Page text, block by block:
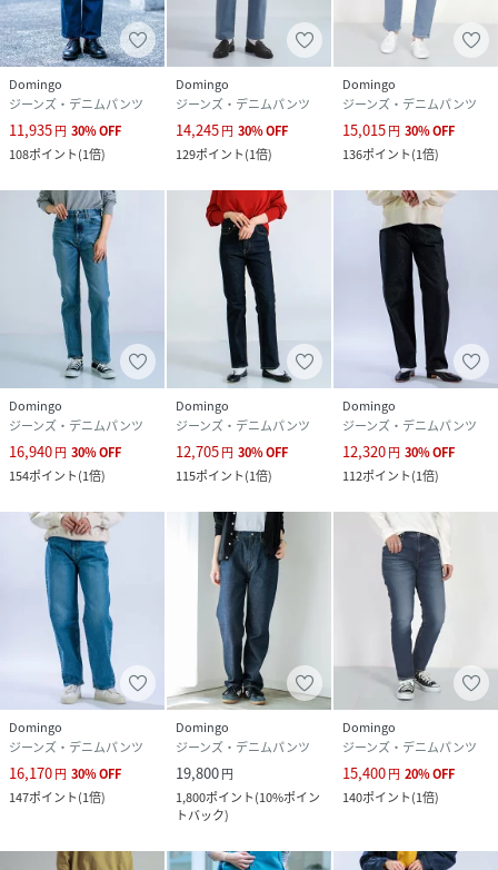
影)
性別タイプ レディース
原産国 中国
サイズ SS、S、M、L
品番
JJ5520_14
14-0258C-277-SS JJ5520
Domingo
ジーンズ・デニムパンツ
11,935円 30%OFF
108ポイント(1倍)
Domingo
ジーンズ・デニムパンツ
14,245円 30%OFF
129ポイント(1倍)
Domingo
ジーンズ・デニムパンツ
15,015円 30%OFF
136ポイント(1倍)
Domingo
ジーンズ・デニムパンツ
16,940円 30%OFF
154ポイント(1倍)
Domingo
ジーンズ・デニムパンツ
12,705円 30%OFF
115ポイント(1倍)
Domingo
ジーンズ・デニムパンツ
12,320円 30%OFF
112ポイント(1倍)
Domingo
ジーンズ・デニムパンツ
16,170円 30%OFF
147ポイント(1倍)
Domingo
ジーンズ・デニムパンツ
19,800円
1,800ポイント(10%ポイン
トバック)
Domingo
ジーンズ・デニムパンツ
15,400円 20%OFF
140ポイント(1倍)